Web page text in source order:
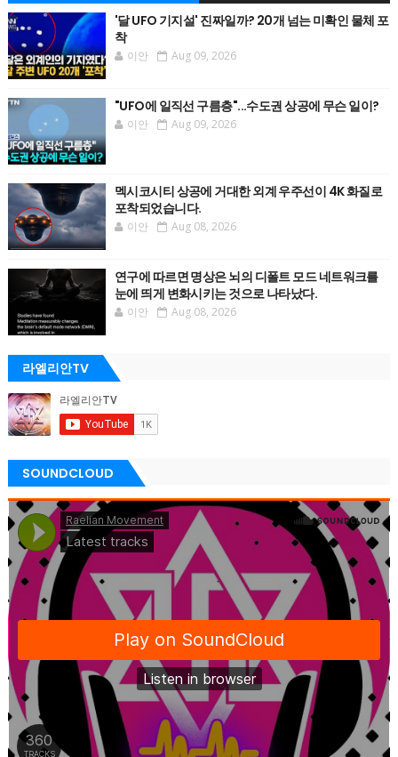
'달 UFO 기지설' 진짜일까? 20개 넘는 미확인 물체 포
착
이안 Aug 09, 2026
"UFO에 일직선 구름층"...수도권 상공에 무슨 일이?
이안 Aug 09, 2026
멕시코시티 상공에 거대한 외계 우주선이 4K 화질로
포착되었습니다.
이안 Aug 08, 2026
연구에 따르면 명상은 뇌의 디폴트 모드 네트워크를
눈에 띄게 변화시키는 것으로 나타났다.
이안 Aug 08, 2026
라엘리안TV
SOUNDCLOUD